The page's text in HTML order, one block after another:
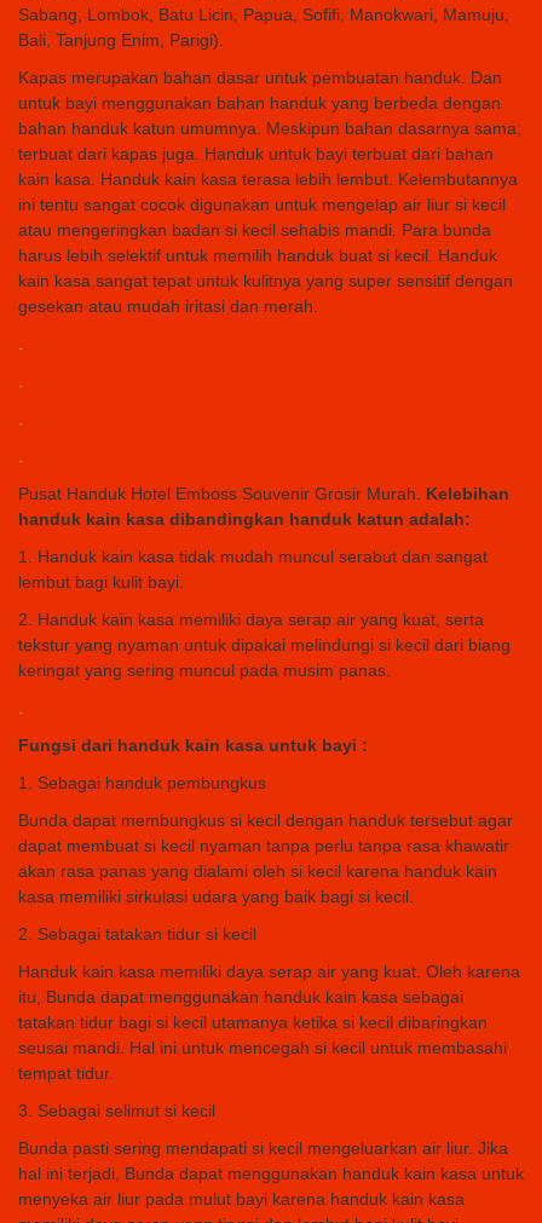
Sabang, Lombok, Batu Licin, Papua, Sofifi, Manokwari, Mamuju,
Bali, Tanjung Enim, Parigi).
Kapas merupakan bahan dasar untuk pembuatan handuk. Dan
untuk bayi menggunakan bahan handuk yang berbeda dengan
bahan handuk katun umumnya. Meskipun bahan dasarnya sama,
terbuat dari kapas juga. Handuk untuk bayi terbuat dari bahan
kain kasa. Handuk kain kasa terasa lebih lembut. Kelembutannya
ini tentu sangat cocok digunakan untuk mengelap air liur si kecil
atau mengeringkan badan si kecil sehabis mandi. Para bunda
harus lebih selektif untuk memilih handuk buat si kecil. Handuk
kain kasa sangat tepat untuk kulitnya yang super sensitif dengan
gesekan atau mudah iritasi dan merah.
Pusat Handuk Hotel Emboss Souvenir Grosir Murah. Kelebihan
handuk kain kasa dibandingkan handuk katun adalah:
1. Handuk kain kasa tidak mudah muncul serabut dan sangat
lembut bagi kulit bayi.
2. Handuk kain kasa memiliki daya serap air yang kuat, serta
tekstur yang nyaman untuk dipakai melindungi si kecil dari biang
keringat yang sering muncul pada musim panas.
Fungsi dari handuk kain kasa untuk bayi :
1. Sebagai handuk pembungkus
Bunda dapat membungkus si kecil dengan handuk tersebut agar
dapat membuat si kecil nyaman tanpa perlu tanpa rasa khawatir
akan rasa panas yang dialami oleh si kecil karena handuk kain
kasa memiliki sirkulasi udara yang baik bagi si kecil.
2. Sebagai tatakan tidur si kecil
Handuk kain kasa memiliki daya serap air yang kuat. Oleh karena
itu, Bunda dapat menggunakan handuk kain kasa sebagai
tatakan tidur bagi si kecil utamanya ketika si kecil dibaringkan
seusai mandi. Hal ini untuk mencegah si kecil untuk membasahi
tempat tidur.
3. Sebagai selimut si kecil
Bunda pasti sering mendapati si kecil mengeluarkan air liur. Jika
hal ini terjadi, Bunda dapat menggunakan handuk kain kasa untuk
menyeka air liur pada mulut bayi karena handuk kain kasa